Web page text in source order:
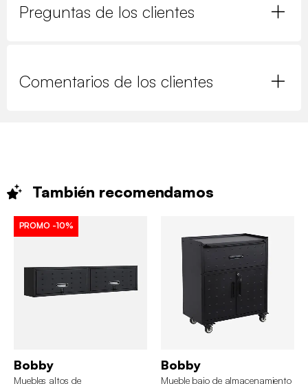
Preguntas de los clientes
Comentarios de los clientes
También recomendamos
PROMO -10%
Bobby
Muebles altos de
Bobby
Mueble bajo de almacenamiento